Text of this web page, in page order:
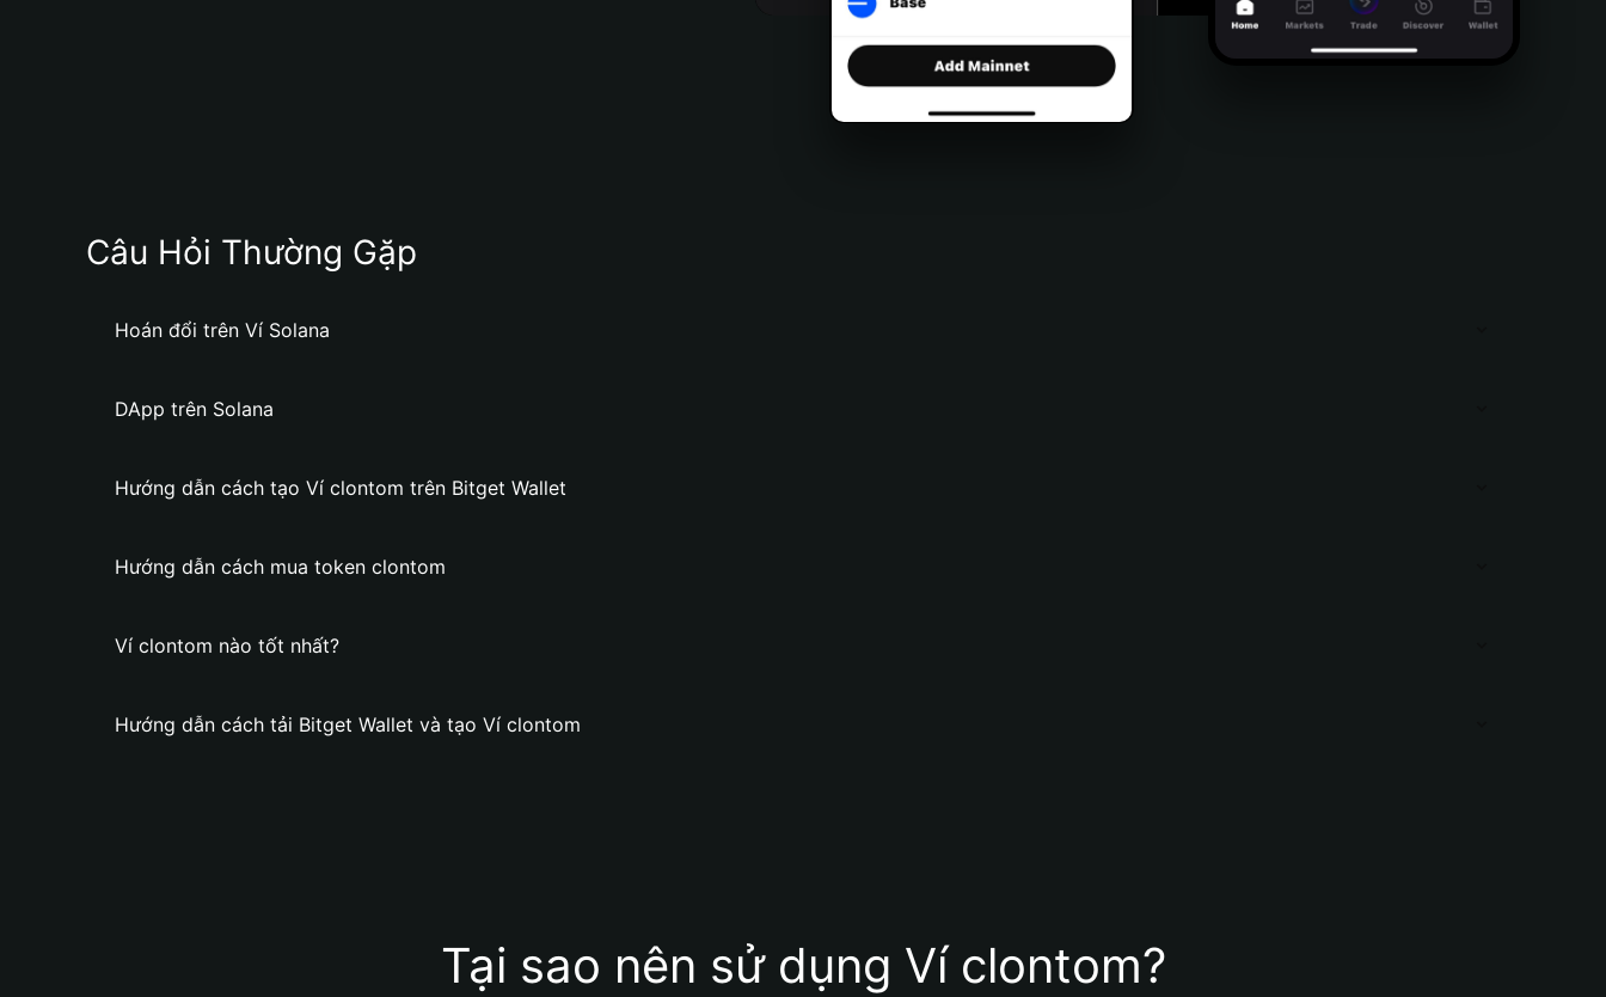
Câu Hỏi Thường Gặp
Hoán đổi trên Ví Solana
DApp trên Solana
Hướng dẫn cách tạo Ví clontom trên Bitget Wallet
Hướng dẫn cách mua token clontom
Ví clontom nào tốt nhất?
Hướng dẫn cách tải Bitget Wallet và tạo Ví clontom
Tại sao nên sử dụng Ví clontom?